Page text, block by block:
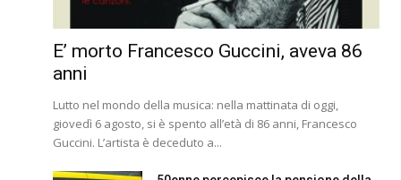
E’ morto Francesco Guccini, aveva 86
anni
Lutto nel mondo della musica: nella mattinata di oggi,
giovedì 6 agosto, si è spento all’età di 86 anni, Francesco
Guccini. L’artista è deceduto a...